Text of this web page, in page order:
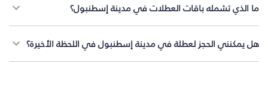
ما الذي تشمله باقات العطلات في مدينة إسطنبول؟
هل يمكنني الحجز لعطلة في مدينة إسطنبول في اللحظة الأخيرة؟